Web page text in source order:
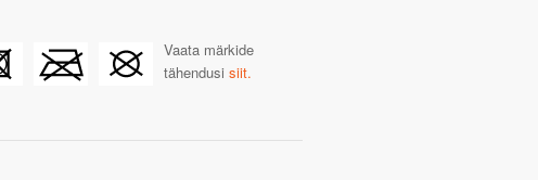
Vaata märkide
tähendusisiit.